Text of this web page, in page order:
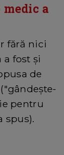
a
fără nici
fost și
de
("gândește-
pentru
spus).